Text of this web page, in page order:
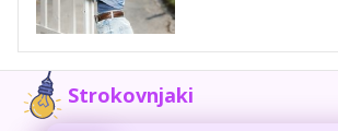
Strokovnjaki